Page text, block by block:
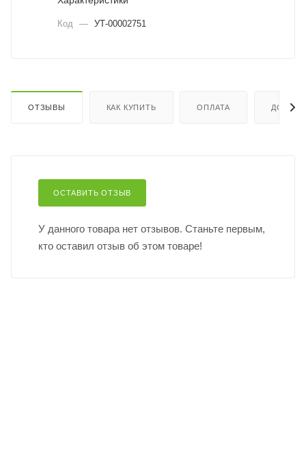
Код — УТ-00002751
ОТЗЫВЫ КАК КУПИТЬ ОПЛАТА
ОСТАВИТЬ ОТЗЫВ
У данного товара нет отзывов. Станьте первым,
кто оставил отзыв об этом товаре!